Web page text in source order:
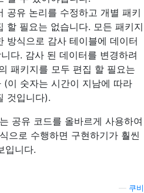
공유 논리를 수정하고 개별 패키
할 필요는 없습니다. 모든 패키지
방식으로 감사 테이블에 데이터
다. 감사 된 데이터를 변경하려
패키지를 모두 편집 할 필요는
(이 숫자는 시간이 지남에 따라
것입니다).
공유 코드를 올바르게 사용하여
으로 수행하면 구현하기가 훨씬
입니다.
쿠비